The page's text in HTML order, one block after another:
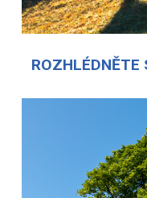
ROZHLÉDNĚTE